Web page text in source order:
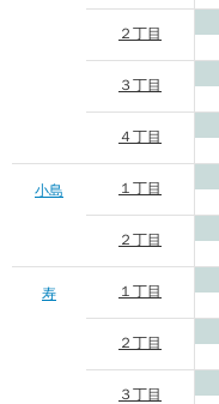
２丁目
３丁目
４丁目
小島 １丁目
２丁目
寿 １丁目
２丁目
３丁目